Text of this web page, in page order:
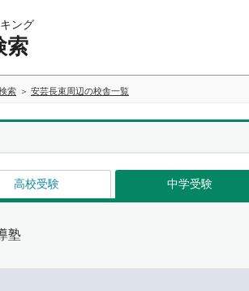
ング
索
索 安芸長束周辺の校舎一覧
高校受験 中学受験
塾